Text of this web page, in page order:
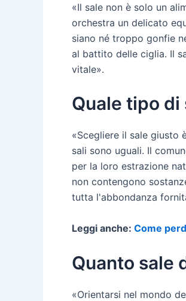
«Il sale non è solo un
orchestra un delicato
siano né troppo gonfie
al battito delle ciglia. Il
vitale».
Quale tipo di
«Scegliere il sale giusto
sali sono uguali. Il
per la loro estrazione
non contengono
tutta l'abbondanza
Leggi anche: Come
Quanto sale
«Orientarsi nel mondo